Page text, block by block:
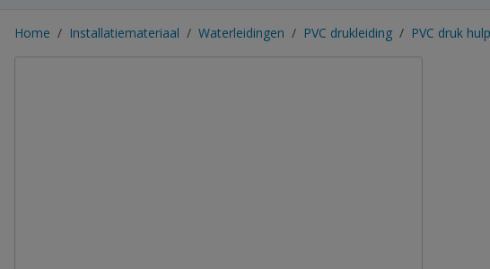
Home / Installatiemateriaal / Waterleidingen / PVC drukleiding / PVC druk